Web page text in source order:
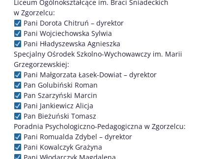
Liceum Ogólnokształcące im. Braci Śniadeckich
w Zgorzelcu:
Pani Dorota Chitruń – dyrektor
Pani Wojciechowska Sylwia
Pani Hładyszewska Agnieszka
Specjalny Ośrodek Szkolno-Wychowawczy im. Marii
Grzegorzewskiej:
Pani Małgorzata Łasek-Dowiat – dyrektor
Pan Golubiński Roman
Pan Szarzyński Marcin
Pani Jankiewicz Alicja
Pan Bieżuński Tomasz
Poradnia Psychologiczno-Pedagogiczna w Zgorzelcu:
Pani Romualda Zdybel – dyrektor
Pani Kowalczyk Grażyna